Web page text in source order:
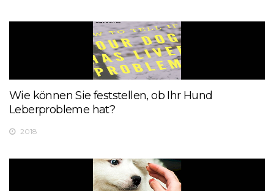
Wie können Sie feststellen, ob Ihr Hund
Leberprobleme hat?
2018